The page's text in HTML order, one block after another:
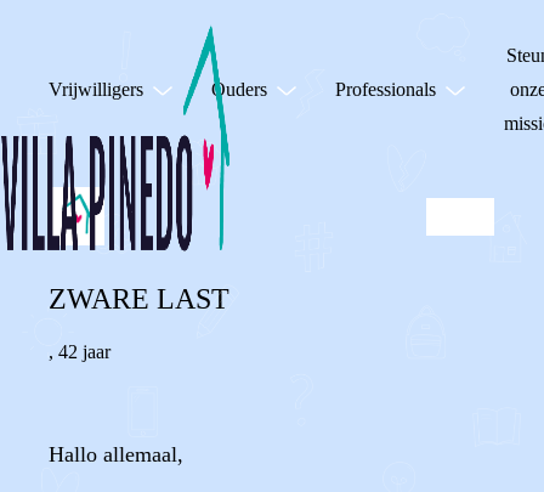
Vrijwilligers Ouders Professionals
ZWARE LAST
, 42 jaar
Hallo allemaal,